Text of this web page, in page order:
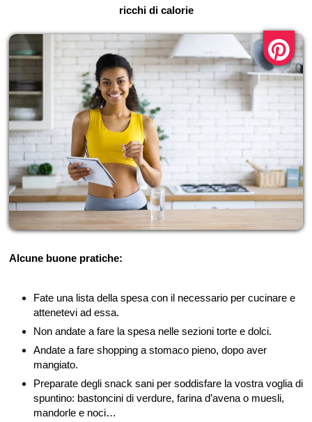
ricchi di calorie
Alcune buone pratiche:
Fate una lista della spesa con il necessario per cucinare e
attenetevi ad essa.
Non andate a fare la spesa nelle sezioni torte e dolci.
Andate a fare shopping a stomaco pieno, dopo aver
mangiato.
Preparate degli snack sani per soddisfare la vostra voglia di
spuntino: bastoncini di verdure, farina d’avena o muesli,
mandorle e noci…